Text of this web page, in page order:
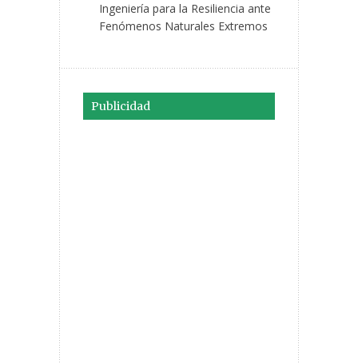
Ingeniería para la Resiliencia ante
Fenómenos Naturales Extremos
Publicidad